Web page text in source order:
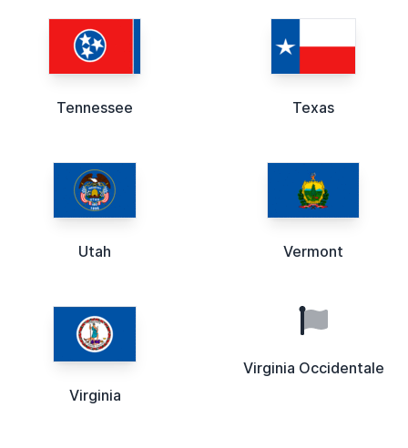
Tennessee Texas
Utah Vermont
Virginia
Virginia Occidentale